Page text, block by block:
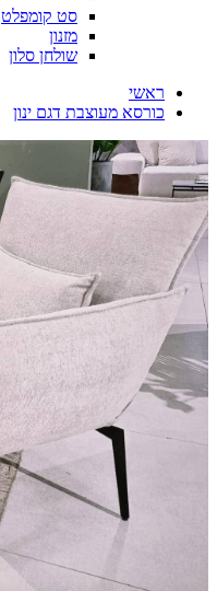
סט קומפלט
מזנון
שולחן סלון
ראשי
כורסא מעוצבת דגם ינון